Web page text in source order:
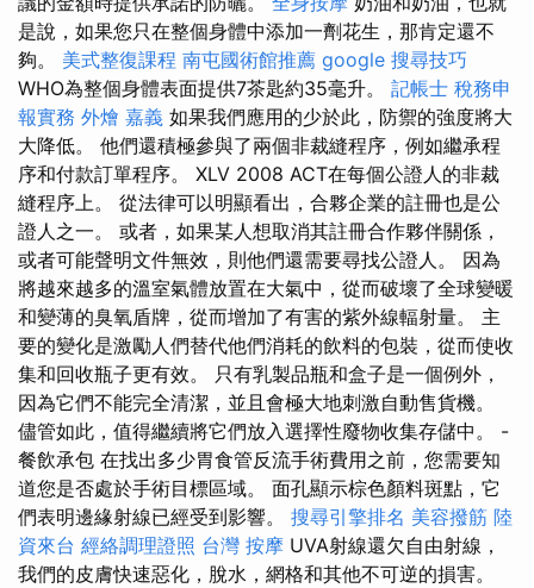
是說，如果您只在整個身體中添加一劑花生，那肯定還不
夠。 美式整復課程 南屯國術館推薦 google 搜尋技巧
WHO為整個身體表面提供7茶匙約35毫升。 記帳士 稅務申
報實務 外燴 嘉義 如果我們應用的少於此，防禦的強度將大
大降低。 他們還積極參與了兩個非裁縫程序，例如繼承程
序和付款訂單程序。 XLV 2008 ACT在每個公證人的非裁
縫程序上。 從法律可以明顯看出，合夥企業的註冊也是公
證人之一。 或者，如果某人想取消其註冊合作夥伴關係，
或者可能聲明文件無效，則他們還需要尋找公證人。 因為
將越來越多的溫室氣體放置在大氣中，從而破壞了全球變暖
和變薄的臭氧盾牌，從而增加了有害的紫外線輻射量。 主
要的變化是激勵人們替代他們消耗的飲料的包裝，從而使收
集和回收瓶子更有效。 只有乳製品瓶和盒子是一個例外，
因為它們不能完全清潔，並且會極大地刺激自動售貨機。
儘管如此，值得繼續將它們放入選擇性廢物收集存儲中。 -
餐飲承包 在找出多少胃食管反流手術費用之前，您需要知
道您是否處於手術目標區域。 面孔顯示棕色顏料斑點，它
們表明邊緣射線已經受到影響。 搜尋引擎排名 美容撥筋 陸
資來台 經絡調理證照 台灣 按摩 UVA射線還欠自由射線，
我們的皮膚快速惡化，脫水，網格和其他不可逆的損害。